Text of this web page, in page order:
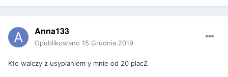
Anna133
Opublikowano 15 Grudnia 2019
Kto walczy z usypianiem y mnie od 20 placZ